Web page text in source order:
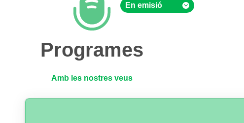
Programes
Amb les nostres veus
En emisió
Hemeroteca